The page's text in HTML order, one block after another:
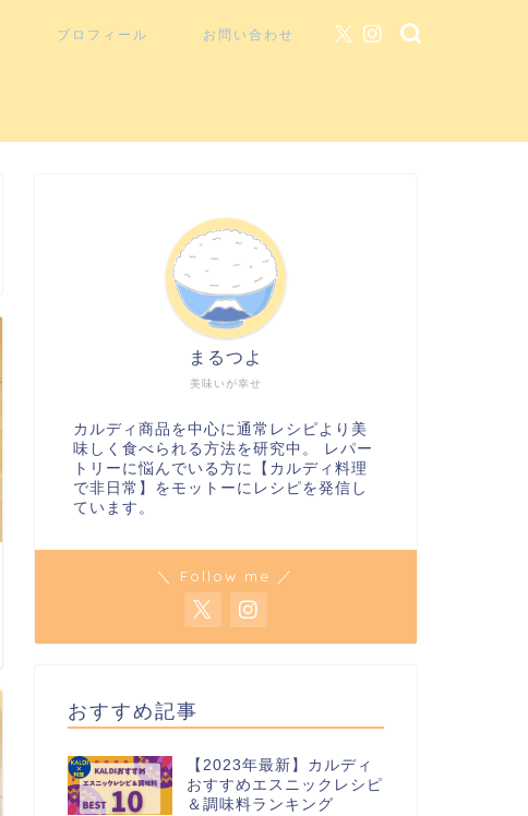
プロフィール お問い合わせ
美味いが幸せ
まるつよ
カルディ商品を中心に通常レシピより美
味しく食べられる方法を研究中。 レパー
トリーに悩んでいる方に【カルディ料理
で非日常】をモットーにレシピを発信し
ています。
＼ Follow me ／
おすすめ記事
【2023年最新】カルディ
おすすめエスニックレシピ
＆調味料ランキング